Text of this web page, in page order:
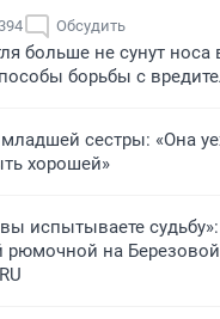
Обсудить
больше не сунут носа
борьбы с
сестры: «Она
хорошей»
испытываете судьбу»:
рюмочной на